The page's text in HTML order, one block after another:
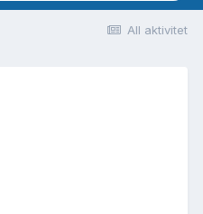
All aktivitet